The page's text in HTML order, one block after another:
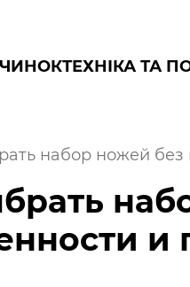
ТЕХНІКА ТА
набор ножей